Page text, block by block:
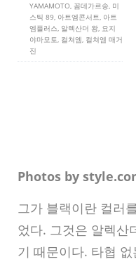
YAMAMOTO, 꼼데가르송, 미
스틱 89, 아트엠콘서트, 아트
엠플러스, 알렉산더 왕, 요지
야마모토, 컬쳐엠, 컬쳐엠 매거
진
Photos by
그가 블랙이란 컬러
었다. 그것은 알렉산
기 때문이다. 타협